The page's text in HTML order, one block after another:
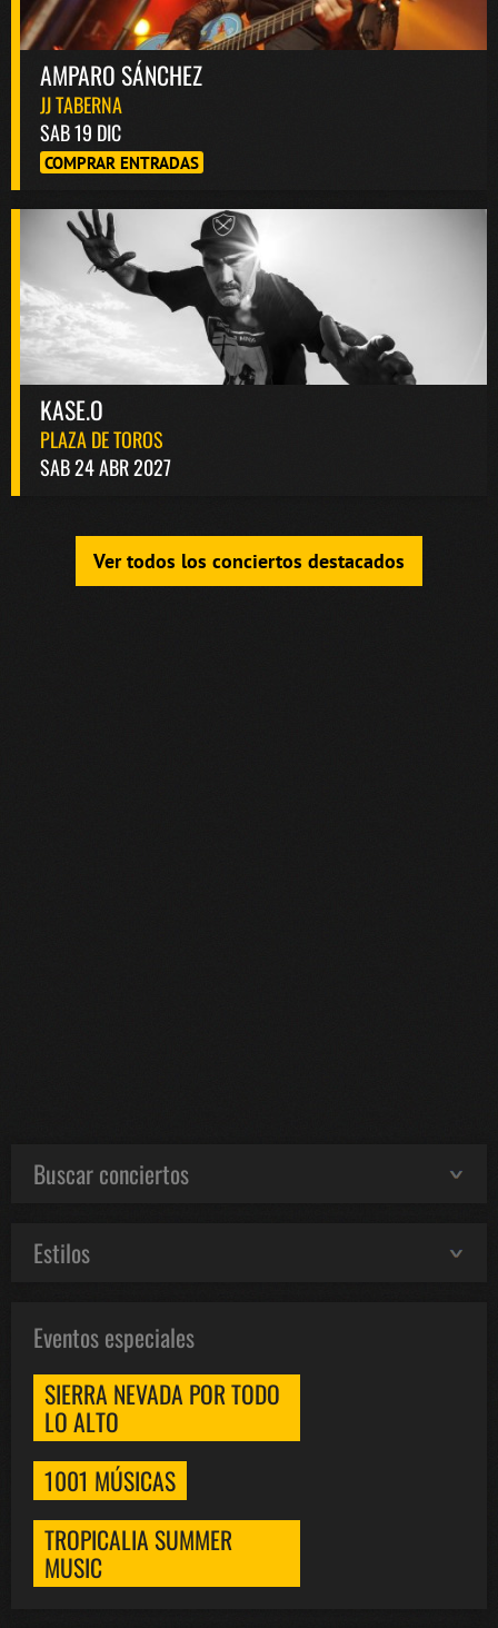
AMPARO SÁNCHEZ
JJ TABERNA
SAB 19 DIC
COMPRAR ENTRADAS
KASE.O
PLAZA DE TOROS
SAB 24 ABR 2027
Ver todos los conciertos destacados
Buscar conciertos
Estilos
Eventos especiales
SIERRA NEVADA POR TODO
LO ALTO
1001 MÚSICAS
TROPICALIA SUMMER
MUSIC